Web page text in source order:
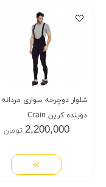
شلوار دوچرخه سواری مردانه
دوبنده کرین Crain
2,200,000 تومان